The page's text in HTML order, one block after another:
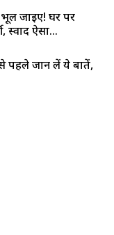
भूल जाइए! घर पर
स्वाद ऐसा...
से पहले जान लें ये बातें,